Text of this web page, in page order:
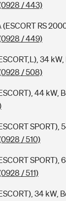
/ 443)
RS
/ 449)
34 kW,
/ 508)
44 kW,
SPORT),
/ 510)
SPORT),
/ 511)
34 kW,